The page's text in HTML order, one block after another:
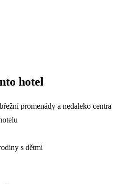
hotel
promenády a nedaleko centra
s dětmi